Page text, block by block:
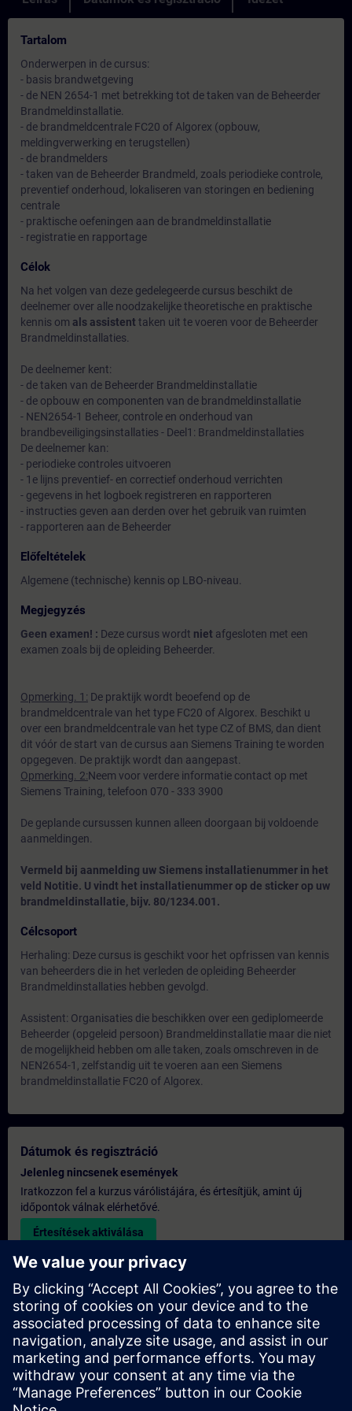
Tartalom
Onderwerpen in de cursus:
- basis brandwetgeving
- de NEN 2654-1 met betrekking tot de taken van de Beheerder
Brandmeldinstallatie.
- de brandmeldcentrale FC20 of Algorex (opbouw,
meldingverwerking en terugstellen)
- de brandmelders
- taken van de Beheerder Brandmeld, zoals periodieke controle,
preventief onderhoud, lokaliseren van storingen en bediening
centrale
- praktische oefeningen aan de brandmeldinstallatie
- registratie en rapportage
Célok
Na het volgen van deze gedelegeerde cursus beschikt de
deelnemer over alle noodzakelijke theoretische en praktische
kennis om als assistent taken uit te voeren voor de Beheerder
Brandmeldinstallaties.
De deelnemer kent:
- de taken van de Beheerder Brandmeldinstallatie
- de opbouw en componenten van de brandmeldinstallatie
- NEN2654-1 Beheer, controle en onderhoud van
brandbeveiligingsinstallaties - Deel1: Brandmeldinstallaties
De deelnemer kan:
- periodieke controles uitvoeren
- 1e lijns preventief- en correctief onderhoud verrichten
- gegevens in het logboek registreren en rapporteren
- instructies geven aan derden over het gebruik van ruimten
- rapporteren aan de Beheerder
Előfeltételek
Algemene (technische) kennis op LBO-niveau.
Megjegyzés
Geen examen! : Deze cursus wordt niet afgesloten met een
examen zoals bij de opleiding Beheerder.
Opmerking. 1: De praktijk wordt beoefend op de
brandmeldcentrale van het type FC20 of Algorex. Beschikt u
over een brandmeldcentrale van het type CZ of BMS, dan dient
dit vóór de start van de cursus aan Siemens Training te worden
opgegeven. De praktijk wordt dan aangepast.
Opmerking. 2:Neem voor verdere informatie contact op met
Siemens Training, telefoon 070 - 333 3900
De geplande cursussen kunnen alleen doorgaan bij voldoende
aanmeldingen.
Vermeld bij aanmelding uw Siemens installatienummer in het
veld Notitie. U vindt het installatienummer op de sticker op uw
brandmeldinstallatie, bijv. 80/1234.001.
Célcsoport
Herhaling: Deze cursus is geschikt voor het opfrissen van kennis
van beheerders die in het verleden de opleiding Beheerder
Brandmeldinstallaties hebben gevolgd.
Assistent: Organisaties die beschikken over een gediplomeerde
Beheerder (opgeleid persoon) Brandmeldinstallatie maar die niet
de mogelijkheid hebben om alle taken, zoals omschreven in de
NEN2654-1, zelfstandig uit te voeren aan een Siemens
brandmeldinstallatie FC20 of Algorex.
Dátumok és regisztráció
Jelenleg nincsenek események
Iratkozzon fel a kurzus várólistájára, és értesítjük, amint új
időpontok válnak elérhetővé.
Értesítések aktiválása
Egyedi árajánlat
Ha szüksége van a képzésre vonatkozó általános listaáras
árajánlatra – például a beszerzési osztály számára –, kérjük,
kattintson az alábbi linkre. Először meg kell adnia néhány
személyes adatot, majd ezt követően e-mailben elküldjük Önnek
az árajánlatot.